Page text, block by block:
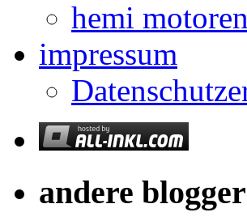
hemi motoren
impressum
andere blogger